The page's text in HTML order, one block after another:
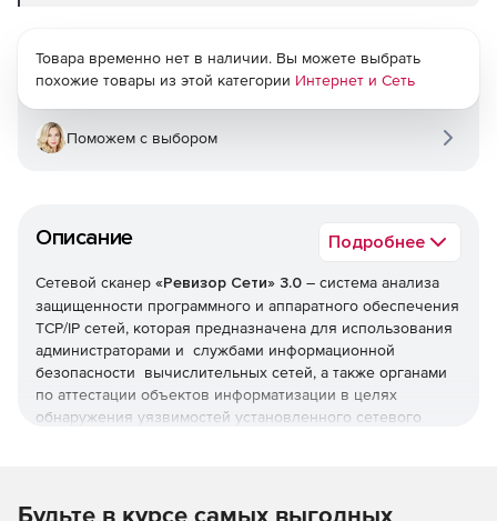
Описание Подробнее
Сетевой сканер «Ревизор Сети» 3.0 – система анализа
защищенности программного и аппаратного обеспечения
TCP/IP сетей, которая предназначена для использования
администраторами и службами информационной
безопасности вычислительных сетей, а также органами
по аттестации объектов информатизации в целях
обнаружения уязвимостей установленного сетевого
Товара временно нет в наличии. Вы можете выбрать
похожие товары из этой категории Интернет и Сеть
Поможем с выбором
Будьте в курсе самых выгодных